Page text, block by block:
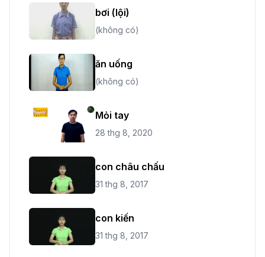
bơi (lội)
(không có)
ăn uống
(không có)
Mỏi tay
28 thg 8, 2020
con châu chấu
31 thg 8, 2017
con kiến
31 thg 8, 2017